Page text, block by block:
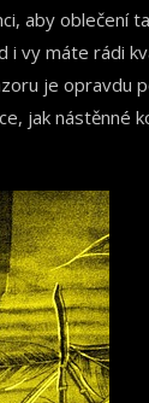
aby oblečení
i vy máte rádi
je opravdu
jak nástěnné